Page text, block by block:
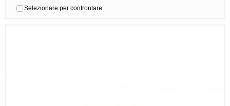
Selezionare per confrontare